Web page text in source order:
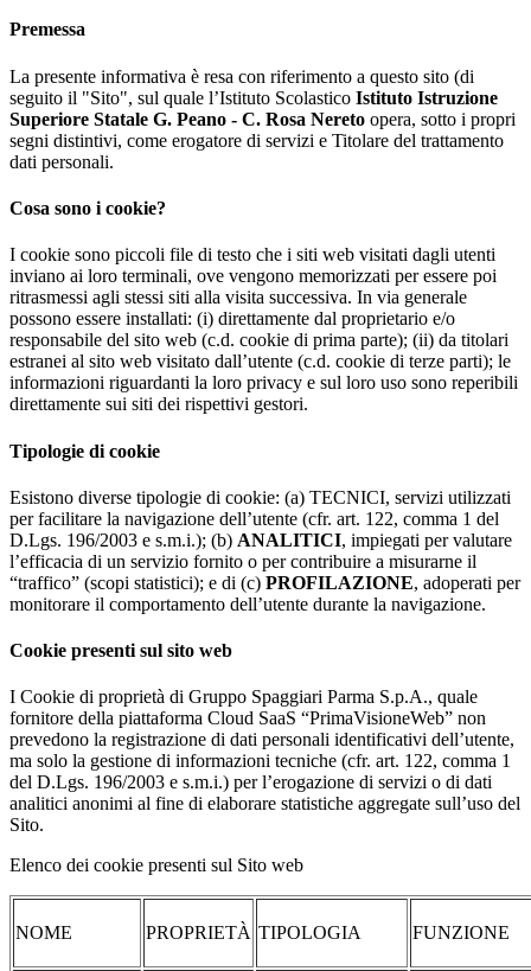
Premessa
La presente informativa è resa con riferimento a questo sito (di
seguito il "Sito", sul quale l’Istituto Scolastico Istituto Istruzione
Superiore Statale G. Peano - C. Rosa Nereto opera, sotto i propri
segni distintivi, come erogatore di servizi e Titolare del trattamento
dati personali.
Cosa sono i cookie?
I cookie sono piccoli file di testo che i siti web visitati dagli utenti
inviano ai loro terminali, ove vengono memorizzati per essere poi
ritrasmessi agli stessi siti alla visita successiva. In via generale
possono essere installati: (i) direttamente dal proprietario e/o
responsabile del sito web (c.d. cookie di prima parte); (ii) da titolari
estranei al sito web visitato dall’utente (c.d. cookie di terze parti); le
informazioni riguardanti la loro privacy e sul loro uso sono reperibili
direttamente sui siti dei rispettivi gestori.
Tipologie di cookie
Esistono diverse tipologie di cookie: (a) TECNICI, servizi utilizzati
per facilitare la navigazione dell’utente (cfr. art. 122, comma 1 del
D.Lgs. 196/2003 e s.m.i.); (b) ANALITICI, impiegati per valutare
l’efficacia di un servizio fornito o per contribuire a misurarne il
“traffico” (scopi statistici); e di (c) PROFILAZIONE, adoperati per
monitorare il comportamento dell’utente durante la navigazione.
Cookie presenti sul sito web
I Cookie di proprietà di Gruppo Spaggiari Parma S.p.A., quale
fornitore della piattaforma Cloud SaaS “PrimaVisioneWeb” non
prevedono la registrazione di dati personali identificativi dell’utente,
ma solo la gestione di informazioni tecniche (cfr. art. 122, comma 1
del D.Lgs. 196/2003 e s.m.i.) per l’erogazione di servizi o di dati
analitici anonimi al fine di elaborare statistiche aggregate sull’uso del
Sito.
Elenco dei cookie presenti sul Sito web
NOME PROPRIETÀ TIPOLOGIA FUNZIONE